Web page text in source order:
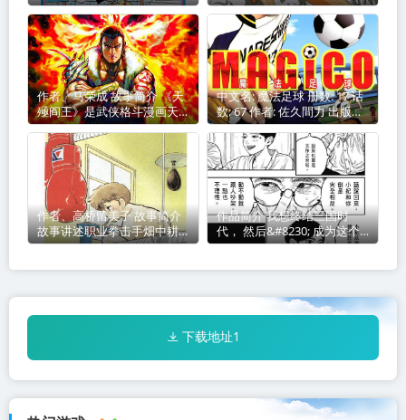
作：樱桃子）的精选典藏版，
台湾东立出版社于 2019年 出
版发行 最后编辑由 无
小学館 连载杂志: 週刊ヤング
サンデー→スピリッツ増刊
YSスペ
作者、马荣成 故事简介 《天
殛阎王》是武侠格斗漫画天殛
第二部
中文名: 魔法足球 册数: 17 话
数: 67 作者: 佐久間力 出版社:
講談社、東立出版社、天下出
版 连载杂志: 月刊少年ライバ
ル 别
作者、高桥留美子 故事简介
故事讲述职业拳击手畑中耕作
因暴饮
作品简介 我想终结三国时
代， 然后&#8230; 成为这个
国家全民爱戴的伟人。 令和
下载地址1